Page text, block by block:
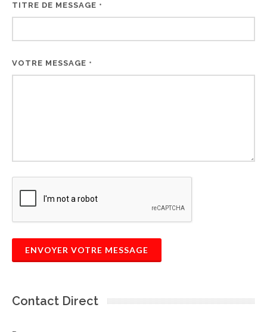
TITRE DE MESSAGE *
VOTRE MESSAGE *
ENVOYER VOTRE MESSAGE
Contact Direct